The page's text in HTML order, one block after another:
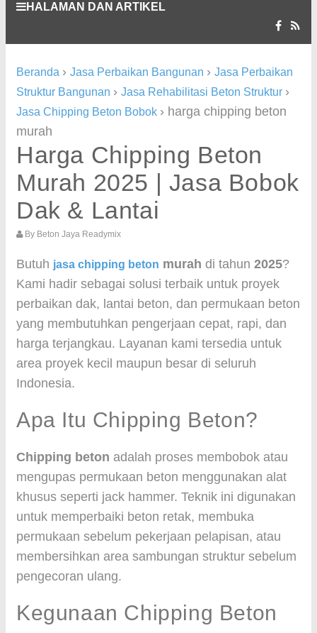
HALAMAN DAN ARTIKEL
Beranda › Jasa Perbaikan Bangunan › Jasa Perbaikan
Struktur Bangunan › Jasa Rehabilitasi Beton Struktur ›
Jasa Chipping Beton Bobok › harga chipping beton
murah
Harga Chipping Beton
Murah 2025 | Jasa Bobok
Dak & Lantai
By Beton Jaya Readymix
Butuh jasa chipping beton murah di tahun 2025?
Kami hadir sebagai solusi terbaik untuk proyek
perbaikan dak, lantai beton, dan permukaan beton
yang membutuhkan pengerjaan cepat, rapi, dan
harga terjangkau. Layanan kami tersedia untuk
area proyek kecil maupun besar di seluruh
Indonesia.
Apa Itu Chipping Beton?
Chipping beton adalah proses membobok atau
mengupas permukaan beton menggunakan alat
khusus seperti jack hammer. Teknik ini digunakan
untuk memperbaiki beton retak, membuka
permukaan sebelum pekerjaan pelapisan, atau
membersihkan area sambungan struktur sebelum
pengecoran ulang.
Kegunaan Chipping Beton